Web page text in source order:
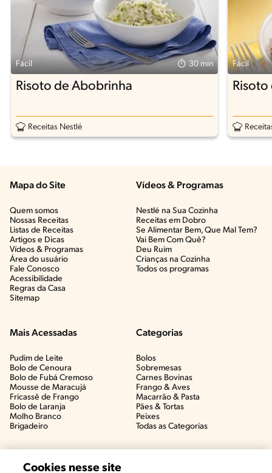
Fácil 30 min
Risoto de Abobrinha
Receitas Nestlé
Fácil
Risoto
Mapa do Site
Quem somos
Nossas Receitas
Listas de Receitas​
Artigos e Dicas​
Vídeos & Programas​
Área do usuário
Fale Conosco
Acessibilidade
Regras da Casa
Sitemap
Vídeos & Programas​
Nestlé na Sua Cozinha
Receitas em Dobro
Se Alimentar Bem, Que Mal Tem?​
Vai Bem Com Quê?​
Deu Ruim​
Crianças na Cozinha​
Todos os programas
Mais Acessadas
Pudim de Leite
Bolo de Cenoura
Bolo de Fubá Cremoso
Mousse de Maracujá
Fricassê de Frango
Bolo de Laranja
Molho Branco
Brigadeiro
Categorias
Bolos
Sobremesas
Carnes Bovinas​
Frango & Aves​
Macarrão & Pasta​
Pães & Tortas​
Peixes
Todas as Categorias
Cookies nesse site